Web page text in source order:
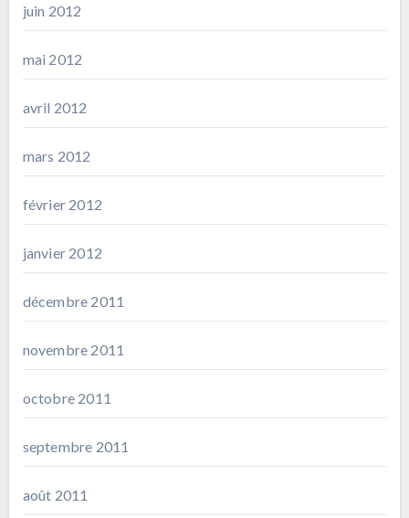
juin 2012
mai 2012
avril 2012
mars 2012
février 2012
janvier 2012
décembre 2011
novembre 2011
octobre 2011
septembre 2011
août 2011